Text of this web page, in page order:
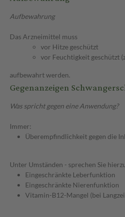
Aufbewahrung
Das Arzneimittel muss
vor Hitze geschützt
vor Feuchtigkeit geschützt
aufbewahrt werden.
Gegenanzeigen
Was spricht gegen eine Anwendung?
Immer:
Überempfindlichkeit gegen die
Unter Umständen - sprechen Sie
Eingeschränkte Leberfunktion
Eingeschränkte Nierenfunktion
Vitamin-B12-Mangel (bei